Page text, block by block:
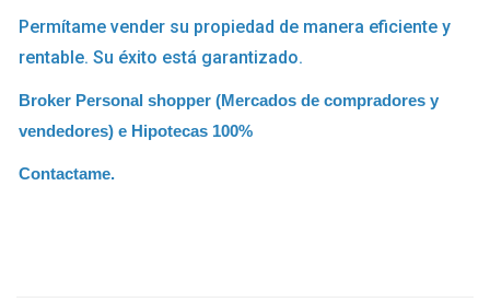
Permítame vender su propiedad de manera eficiente y
rentable. Su éxito está garantizado.
Broker Personal shopper (Mercados de compradores y
vendedores) e Hipotecas 100%
Contactame.